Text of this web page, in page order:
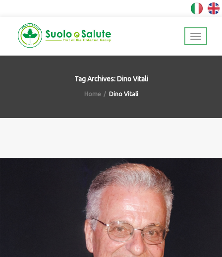
Tag Archives: Dino Vitali
Home Dino Vitali